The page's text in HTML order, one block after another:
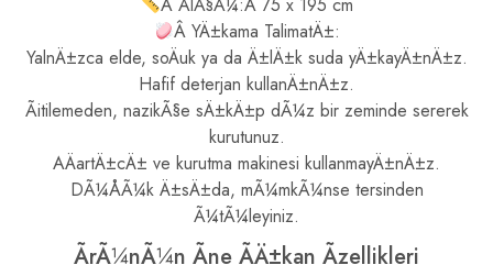
Â ÃlÃ§Ã¼:Â 75 x 195 cm
Â YÄ±kama TalimatÄ±:
YalnÄ±zca elde, soÄuk ya da Ä±lÄ±k suda yÄ±kayÄ±nÄ±z.
Hafif deterjan kullanÄ±nÄ±z.
Ãitilemeden, nazikÃ§e sÄ±kÄ±p dÃ¼z bir zeminde sererek
kurutunuz.
AÄartÄ±cÄ± ve kurutma makinesi kullanmayÄ±nÄ±z.
DÃ¼ÅÃ¼k Ä±sÄ±da, mÃ¼mkÃ¼nse tersinden
Ã¼tÃ¼leyiniz.
ÃrÃ¼nÃ¼n Ãne ÃÄ±kan Ãzellikleri